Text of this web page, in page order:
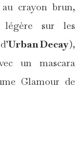
crayon brun,
légère sur les
Urban Decay),
un mascara
Glamour de